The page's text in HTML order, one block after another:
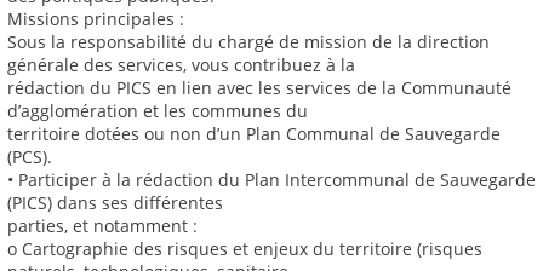
Missions principales :
Sous la responsabilité du chargé de mission de la direction
générale des services, vous contribuez à la
rédaction du PICS en lien avec les services de la Communauté
d’agglomération et les communes du
territoire dotées ou non d’un Plan Communal de Sauvegarde
(PCS).
• Participer à la rédaction du Plan Intercommunal de Sauvegarde
(PICS) dans ses différentes
parties, et notamment :
o Cartographie des risques et enjeux du territoire (risques